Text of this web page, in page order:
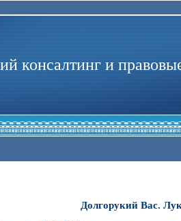
консалтинг и
Долгорукий Вас.